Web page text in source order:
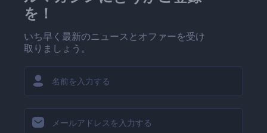
を！
いち早く最新のニュースとオファーを受け
取りましょう。